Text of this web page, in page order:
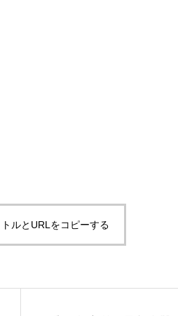
ルとURLをコピーする